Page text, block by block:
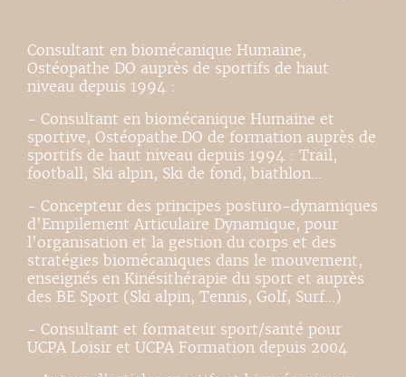
Consultant en biomécanique Humaine,
Ostéopathe DO auprès de sportifs de haut
niveau depuis 1994 :
- Consultant en biomécanique Humaine et
sportive, Ostéopathe.DO de formation auprès de
sportifs de haut niveau depuis 1994 : Trail,
football, Ski alpin, Ski de fond, biathlon…
- Concepteur des principes posturo-dynamiques
d'Empilement Articulaire Dynamique, pour
l'organisation et la gestion du corps et des
stratégies biomécaniques dans le mouvement,
enseignés en Kinésithérapie du sport et auprès
des BE Sport (Ski alpin, Tennis, Golf, Surf…)
- Consultant et formateur sport/santé pour
UCPA Loisir et UCPA Formation depuis 2004